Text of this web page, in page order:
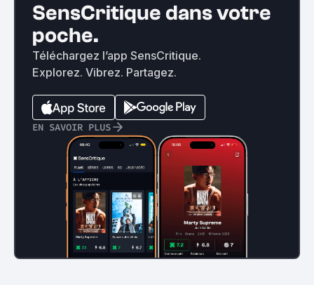
SensCritique dans votre
poche.
Téléchargez l’app SensCritique.
Explorez. Vibrez. Partagez.
EN SAVOIR PLUS